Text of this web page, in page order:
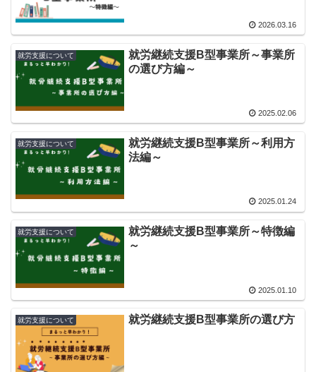
2026.03.16
就労支援について
就労継続支援B型事業所～事業所
の選び方編～
2025.02.06
就労支援について
就労継続支援B型事業所～利用方
法編～
2025.01.24
就労支援について
就労継続支援B型事業所～特徴編
～
2025.01.10
就労支援について 就労継続支援B型事業所の選び方